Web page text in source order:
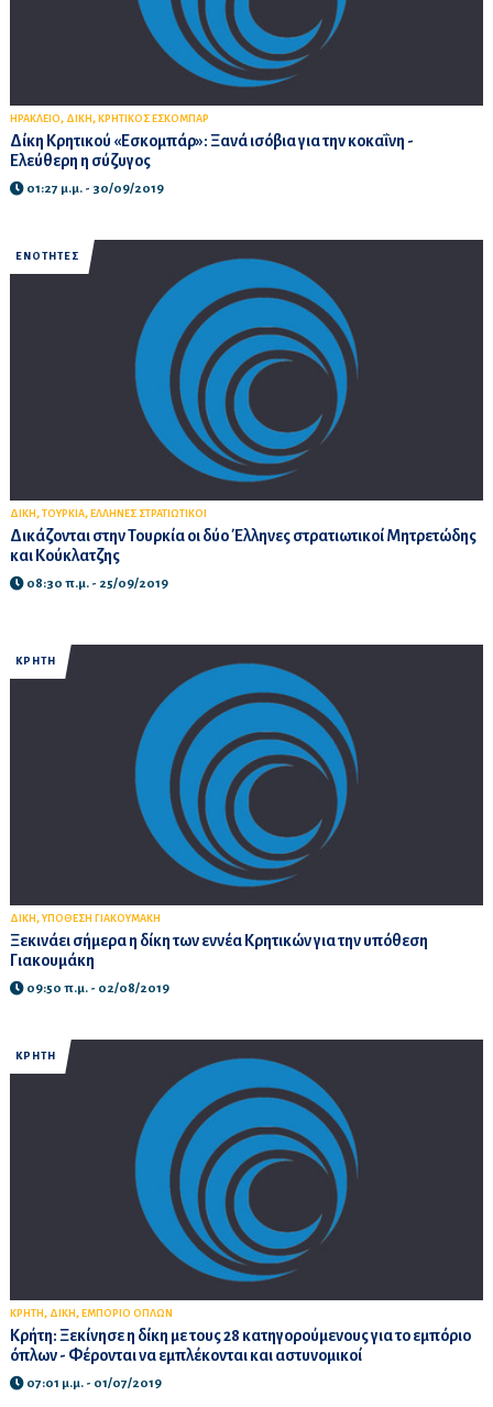
ΗΡΑΚΛΕΙΟ, ΔΙΚΗ , ΚΡΗΤΙΚΟΣ ΕΣΚΟΜΠΑΡ
Δίκη Κρητικού «Εσκομπάρ»: Ξανά ισόβια για την κοκαΐνη -
Ελεύθερη η σύζυγος
01:27 μ.μ. - 30/09/2019
ΕΝΟΤΗΤΕΣ
ΔΙΚΗ , ΤΟΥΡΚΙΑ, ΕΛΛΗΝΕΣ ΣΤΡΑΤΙΩΤΙΚΟΙ
Δικάζονται στην Τουρκία οι δύο Έλληνες στρατιωτικοί Μητρετώδης
και Κούκλατζης
08:30 π.μ. - 25/09/2019
ΚΡΗΤΗ
ΔΙΚΗ , ΥΠΟΘΕΣΗ ΓΙΑΚΟΥΜΑΚΗ
Ξεκινάει σήμερα η δίκη των εννέα Κρητικών για την υπόθεση
Γιακουμάκη
09:50 π.μ. - 02/08/2019
ΚΡΗΤΗ
ΚΡΗΤΗ , ΔΙΚΗ , ΕΜΠΟΡΙΟ ΟΠΛΩΝ
Κρήτη: Ξεκίνησε η δίκη με τους 28 κατηγορούμενους για το εμπόριο
όπλων - Φέρονται να εμπλέκονται και αστυνομικοί
07:01 μ.μ. - 01/07/2019